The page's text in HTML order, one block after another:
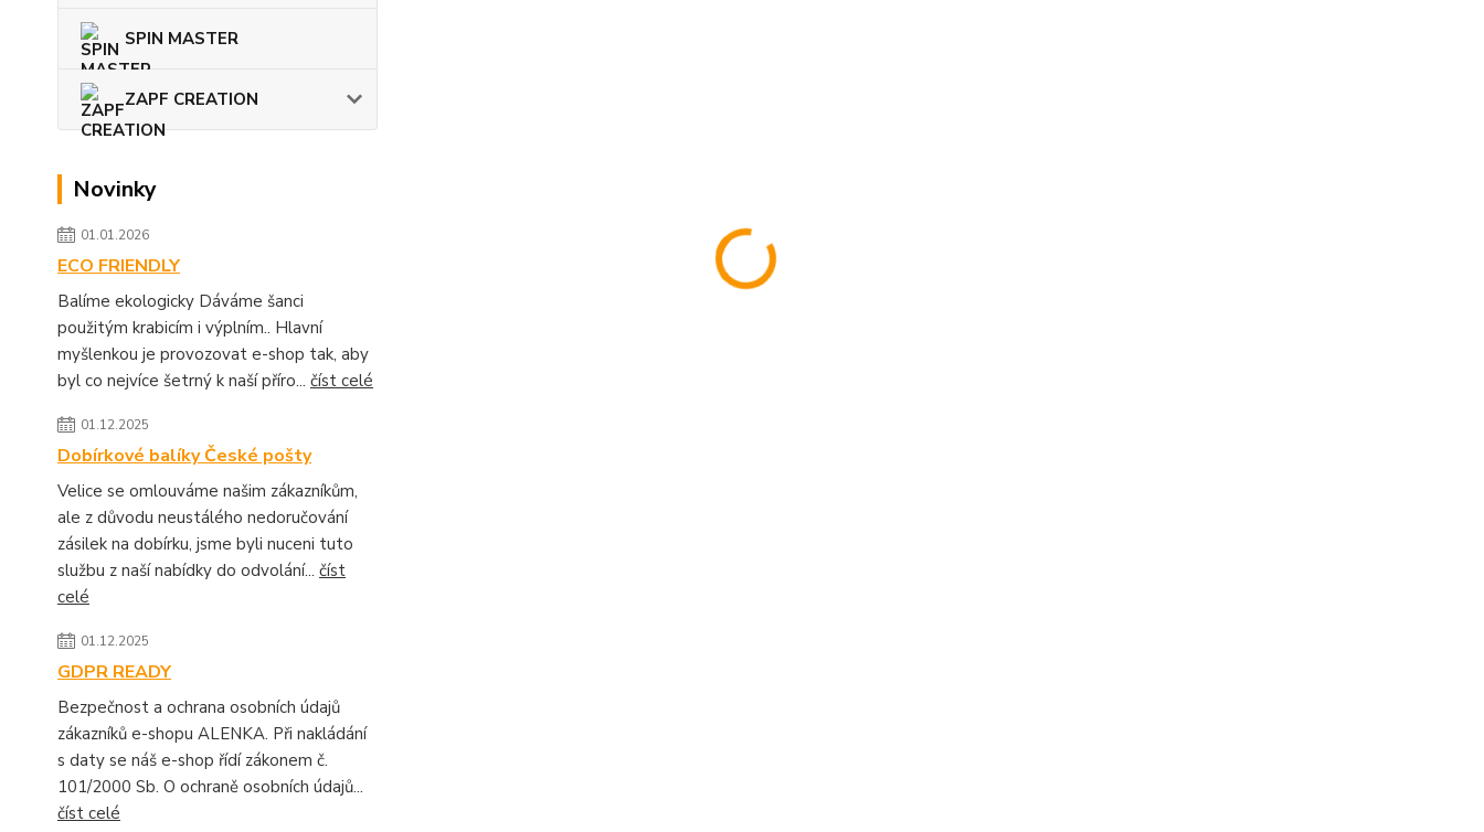
SPIN MASTER
ZAPF CREATION
Novinky
01.01.2026
ECO FRIENDLY
Balíme ekologicky Dáváme šanci
použitým krabicím i výplním.. Hlavní
myšlenkou je provozovat e-shop tak, aby
byl co nejvíce šetrný k naší příro... číst celé
01.12.2025
Dobírkové balíky České pošty
Velice se omlouváme našim zákazníkům,
ale z důvodu neustálého nedoručování
zásilek na dobírku, jsme byli nuceni tuto
službu z naší nabídky do odvolání... číst
celé
01.12.2025
GDPR READY
Bezpečnost a ochrana osobních údajů
zákazníků e-shopu ALENKA. Při nakládání
s daty se náš e-shop řídí zákonem č.
101/2000 Sb. O ochraně osobních údajů...
číst celé